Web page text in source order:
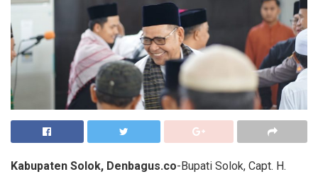
Kabupaten Solok, Denbagus.co-Bupati Solok, Capt. H.